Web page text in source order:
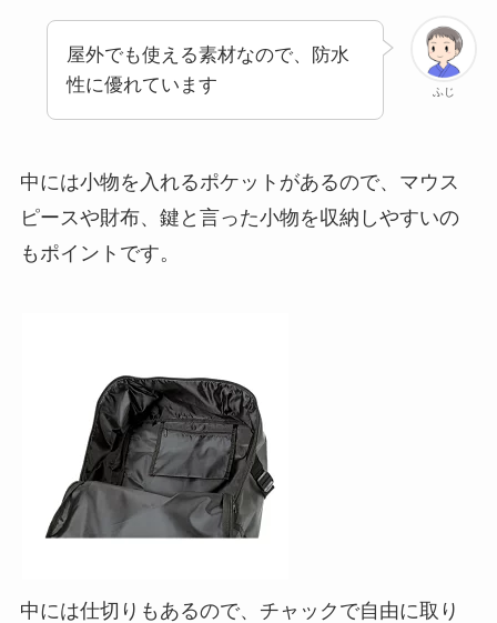
ふじ
屋外でも使える素材なので、防水
性に優れています
中には小物を入れるポケットがあるので、マウス
ピースや財布、鍵と言った小物を収納しやすいの
もポイントです。
中には仕切りもあるので、チャックで自由に取り